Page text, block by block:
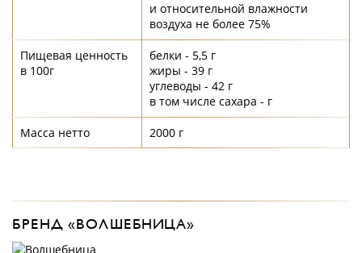
и относительной влажности
воздуха не более 75%
Пищевая ценность
в 100г
белки - 5,5 г
жиры - 39 г
углеводы - 42 г
в том числе сахара - г
Масса нетто 2000 г
БРЕНД «ВОЛШЕБНИЦА»